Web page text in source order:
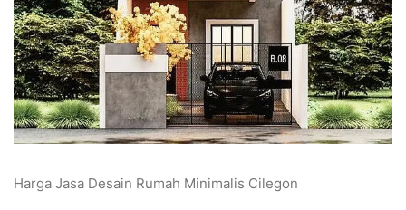
Harga Jasa Desain Rumah Minimalis Cilegon